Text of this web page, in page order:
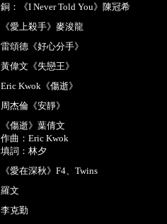
銅：《I Never Told You》陳冠希
《愛上殺手》麥浚龍
雷頌德《好心分手》
黃偉文《失戀王》
Eric Kwok《傷逝》
周杰倫《安靜》
《傷逝》葉倩文
作曲：Eric Kwok
填詞：林夕
《愛在深秋》F4、Twins
羅文
李克勤